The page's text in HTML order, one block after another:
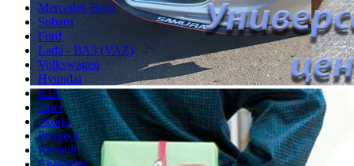
Mercedes-Benz
Subaru
Ford
Lada - ВАЗ (VAZ)
Volkswagen
Hyundai
KIA
Opel
Skoda
Peugeot
Renault